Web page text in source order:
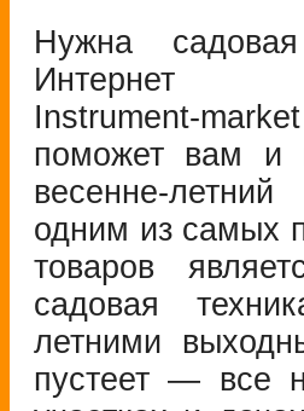
Нужна
Интернет
Instrument-market
поможет вам и
весенне-летний
одним из самых
товаров
садовая
летними
пустеет — все